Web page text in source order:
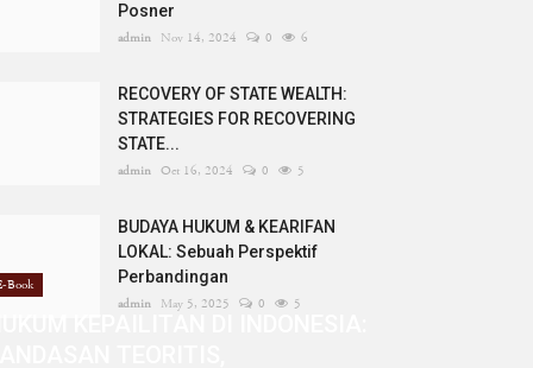
Posner
admin Nov 14, 2024 0 6
RECOVERY OF STATE WEALTH:
STRATEGIES FOR RECOVERING
STATE...
admin Oct 16, 2024 0 5
BUDAYA HUKUM & KEARIFAN
LOKAL: Sebuah Perspektif
Perbandingan
admin May 5, 2025 0 5
Book